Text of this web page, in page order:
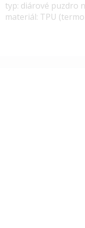
typ: diárové puzdro
materiál: TPU